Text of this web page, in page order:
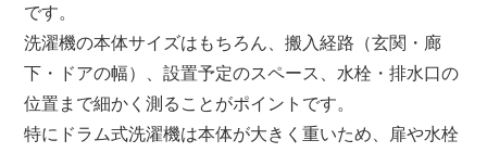
です。
洗濯機の本体サイズはもちろん、搬入経路（玄関・廊
下・ドアの幅）、設置予定のスペース、水栓・排水口の
位置まで細かく測ることがポイントです。
特にドラム式洗濯機は本体が大きく重いため、扉や水栓